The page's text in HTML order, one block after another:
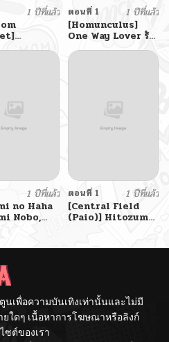
1 ปีที่แล้ว
Ninsin
ตอนที่ 1
1 ปีที่แล้ว
[Homunculus]
One Way Lover รัก
สุดทาง
1 ปีที่แล้ว
no Haha
Nobo,
Ero
ตอนที่ 1
1 ปีที่แล้ว
[Central Field
(Paio)] Hitozuma
Woman Eriko’s
นเพื่อความบันเทิงเท่านั้นและไม่มี
ใดๆ เนื้อหาการโฆษณาหรือลิงก์
ต์ของเรา